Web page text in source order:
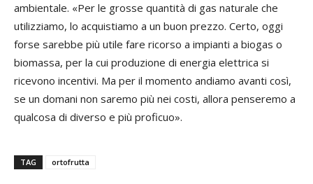
ambientale. «Per le grosse quantità di gas naturale che
utilizziamo, lo acquistiamo a un buon prezzo. Certo, oggi
forse sarebbe più utile fare ricorso a impianti a biogas o
biomassa, per la cui produzione di energia elettrica si
ricevono incentivi. Ma per il momento andiamo avanti così,
se un domani non saremo più nei costi, allora penseremo a
qualcosa di diverso e più proficuo».
TAG ortofrutta